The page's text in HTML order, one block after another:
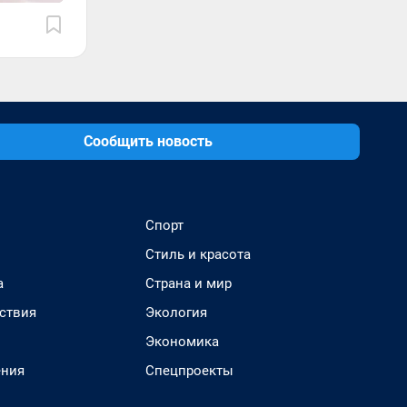
Сообщить новость
Спорт
Стиль и красота
Страна и мир
Экология
Экономика
Спецпроекты